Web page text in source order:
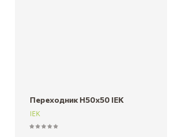
Переходник Н50х50 IEK
IEK